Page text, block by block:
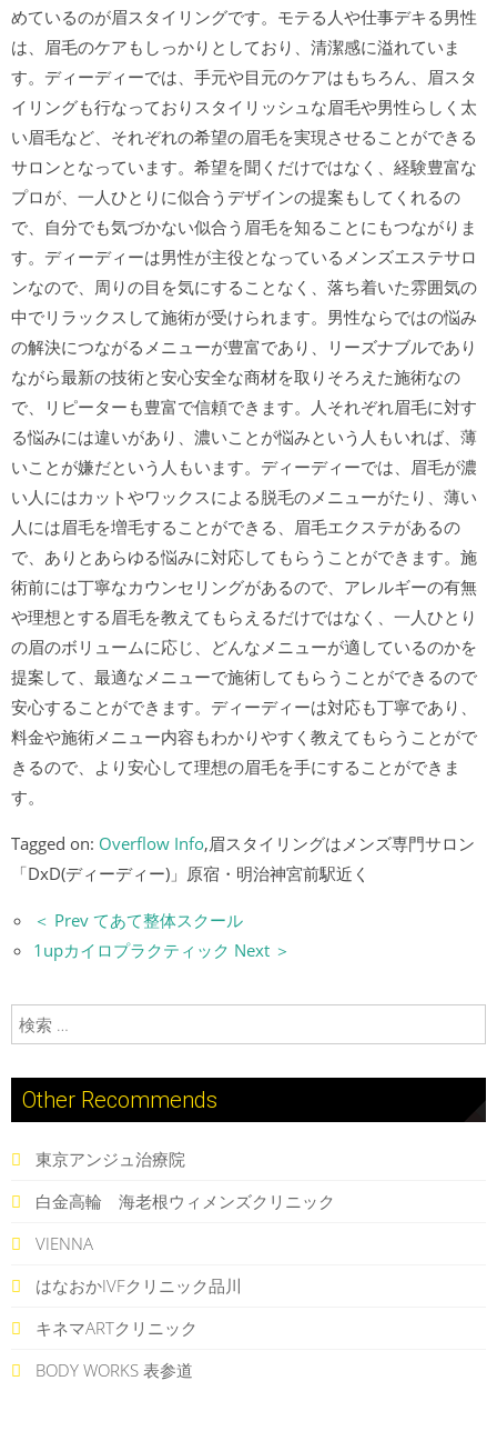
めているのが眉スタイリングです。モテる人や仕事デキる男性
は、眉毛のケアもしっかりとしており、清潔感に溢れていま
す。ディーディーでは、手元や目元のケアはもちろん、眉スタ
イリングも行なっておりスタイリッシュな眉毛や男性らしく太
い眉毛など、それぞれの希望の眉毛を実現させることができる
サロンとなっています。希望を聞くだけではなく、経験豊富な
プロが、一人ひとりに似合うデザインの提案もしてくれるの
で、自分でも気づかない似合う眉毛を知ることにもつながりま
す。ディーディーは男性が主役となっているメンズエステサロ
ンなので、周りの目を気にすることなく、落ち着いた雰囲気の
中でリラックスして施術が受けられます。男性ならではの悩み
の解決につながるメニューが豊富であり、リーズナブルであり
ながら最新の技術と安心安全な商材を取りそろえた施術なの
で、リピーターも豊富で信頼できます。人それぞれ眉毛に対す
る悩みには違いがあり、濃いことが悩みという人もいれば、薄
いことが嫌だという人もいます。ディーディーでは、眉毛が濃
い人にはカットやワックスによる脱毛のメニューがたり、薄い
人には眉毛を増毛することができる、眉毛エクステがあるの
で、ありとあらゆる悩みに対応してもらうことができます。施
術前には丁寧なカウンセリングがあるので、アレルギーの有無
や理想とする眉毛を教えてもらえるだけではなく、一人ひとり
の眉のボリュームに応じ、どんなメニューが適しているのかを
提案して、最適なメニューで施術してもらうことができるので
安心することができます。ディーディーは対応も丁寧であり、
料金や施術メニュー内容もわかりやすく教えてもらうことがで
きるので、より安心して理想の眉毛を手にすることができま
す。
Tagged on: Overflow Info,眉スタイリングはメンズ専門サロン
「DxD(ディーディー)」原宿・明治神宮前駅近く
＜ Prev てあて整体スクール
1upカイロプラクティック Next ＞
検索:
Other Recommends
東京アンジュ治療院
白金高輪 海老根ウィメンズクリニック
VIENNA
はなおかIVFクリニック品川
キネマARTクリニック
BODY WORKS 表参道